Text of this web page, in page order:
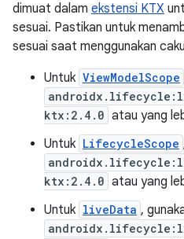
dimuat dalam ekstensi KTX
sesuai. Pastikan untuk
sesuai saat menggunakan
Untuk ViewModelScope
ktx:2.4.0 atau yang
Untuk LifecycleScope
ktx:2.4.0 atau yang
Untuk liveData ,